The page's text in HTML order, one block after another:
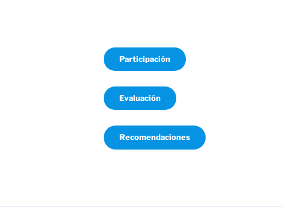
Participación
Evaluación
Recomendaciones